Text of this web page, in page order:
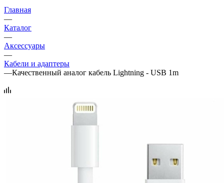
Главная
—
Каталог
—
Аксессуары
—
Кабели и адаптеры
—Качественный аналог кабель Lightning - USB 1m